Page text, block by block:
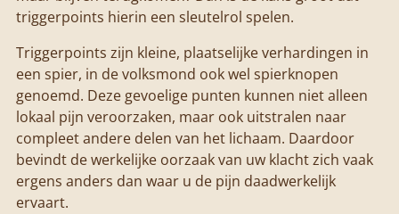
triggerpoints hierin een sleutelrol spelen.
Triggerpoints zijn kleine, plaatselijke verhardingen in
een spier, in de volksmond ook wel spierknopen
genoemd. Deze gevoelige punten kunnen niet alleen
lokaal pijn veroorzaken, maar ook uitstralen naar
compleet andere delen van het lichaam. Daardoor
bevindt de werkelijke oorzaak van uw klacht zich vaak
ergens anders dan waar u de pijn daadwerkelijk
ervaart.